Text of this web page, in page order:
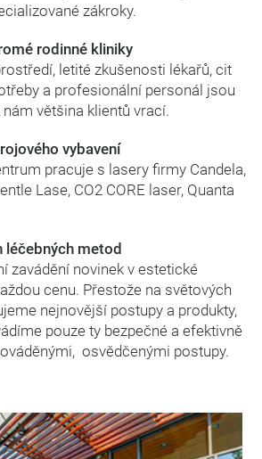
zákroky.
rodinné kliniky
letité zkušenosti lékařů, cit
a profesionální personál jsou
většina klientů vrací.
vybavení
pracuje s lasery firmy Candela,
Lase, CO2 CORE laser, Quanta
léčebných metod
zavádění novinek v estetické
cenu. Přestože na světových
nejnovější postupy a produkty,
pouze ty bezpečné a efektivně
osvědčenými postupy.